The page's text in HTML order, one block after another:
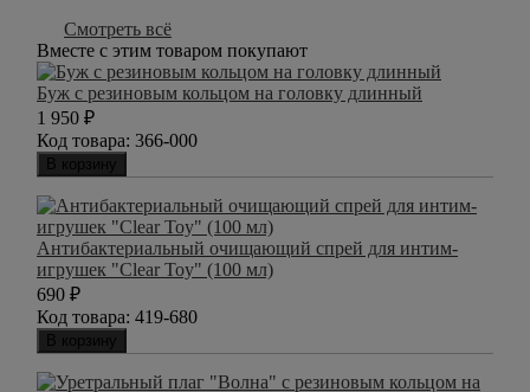
Смотреть всё
Вместе с этим товаром покупают
Буж с резиновым кольцом на головку длинный
1 950 ₽
Код товара: 366-000
В корзину
Антибактериальный очищающий спрей для интим-
игрушек "Clear Toy" (100 мл)
690 ₽
Код товара: 419-680
В корзину